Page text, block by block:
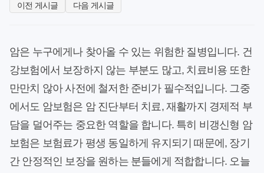
이전 게시글
다음 게시글
암은 누구에게나 찾아올 수 있는 위험한 질병입니다. 건
강보험에서 보장하지 않는 부분도 많고, 치료비용 또한
만만치 않아 사전에 철저한 준비가 필수적입니다. 그중
에서도 암보험은 암 진단부터 치료, 재활까지 경제적 부
담을 덜어주는 중요한 역할을 합니다. 특히 비갱신형 암
보험은 보험료가 평생 동일하게 유지되기 때문에, 장기
간 안정적인 보장을 원하는 분들에게 적합합니다. 오늘